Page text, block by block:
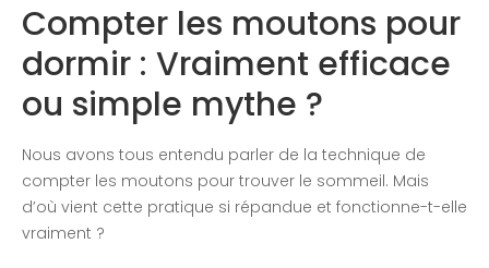
Compter les moutons pour
dormir : Vraiment efficace
ou simple mythe ?
Nous avons tous entendu parler de la technique de
compter les moutons pour trouver le sommeil. Mais
d’où vient cette pratique si répandue et fonctionne-t-elle
vraiment ?